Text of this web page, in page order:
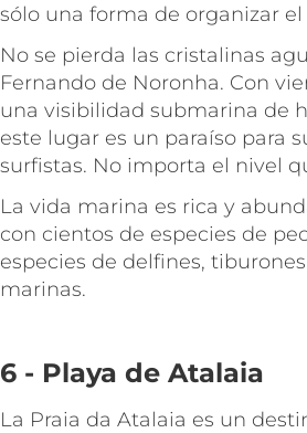
sólo una forma de organizar
No se pierda las cristalinas
Fernando de Noronha. Con
una visibilidad submarina de
este lugar es un paraíso para
surfistas. No importa el nivel
La vida marina es rica y
con cientos de especies de
especies de delfines,
marinas.
6 - Playa de Atalaia
La Praia da Atalaia es un